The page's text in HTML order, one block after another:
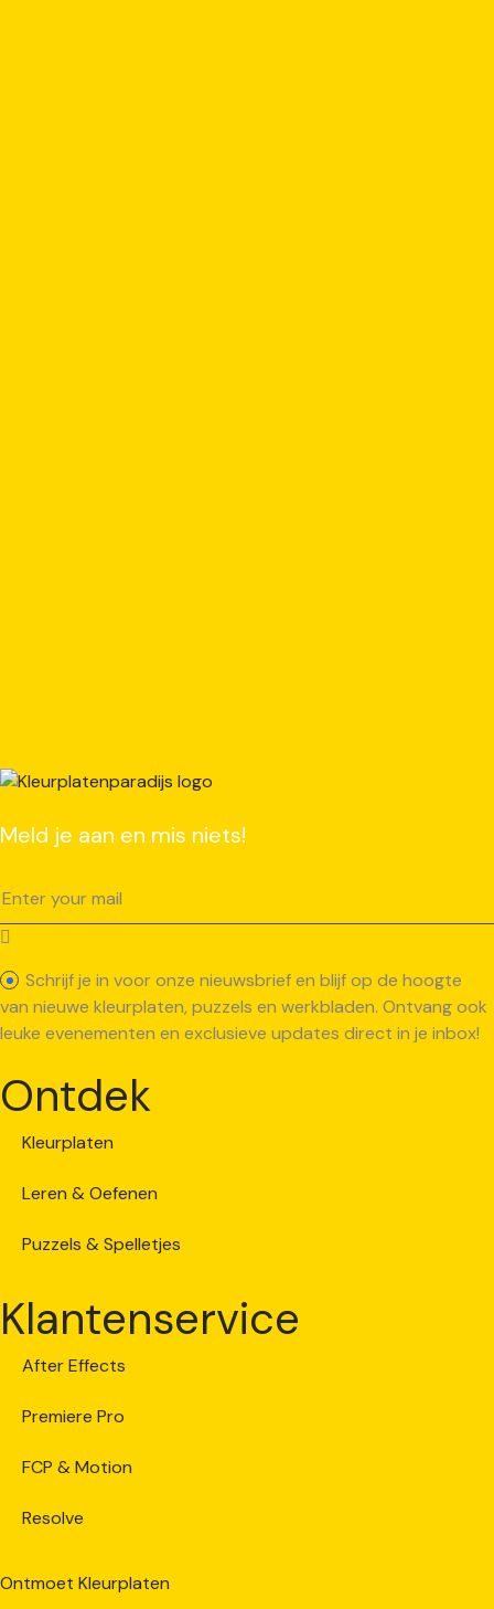
Meld je aan en mis niets!
Schrijf je in voor onze nieuwsbrief en blijf op de hoogte
van nieuwe kleurplaten, puzzels en werkbladen. Ontvang ook
leuke evenementen en exclusieve updates direct in je inbox!
Ontdek
Kleurplaten
Leren & Oefenen
Puzzels & Spelletjes
Klantenservice
After Effects
Premiere Pro
FCP & Motion
Resolve
Ontmoet Kleurplaten